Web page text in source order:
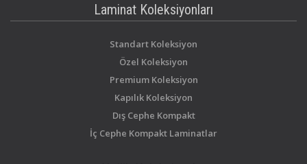
Laminat Koleksiyonları
Standart Koleksiyon
Özel Koleksiyon
Premium Koleksiyon
Kapılık Koleksiyon
Dış Cephe Kompakt
İç Cephe Kompakt Laminatlar